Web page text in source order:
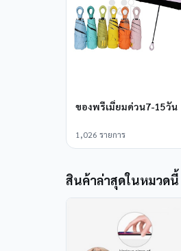
ของพรีเมี่ยมด่วน7-15วัน
1,026 รายการ
สินค้าล่าสุดในหมวดนี้